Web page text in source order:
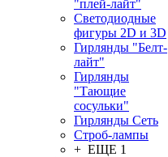
"плей-лайт"
Светодиодные
фигуры 2D и 3D
Гирлянды "Белт-
лайт"
Гирлянды
"Тающие
сосульки"
Гирлянды Сеть
Строб-лампы
+ ЕЩЕ 1